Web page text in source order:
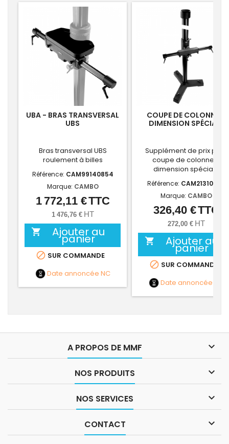
UBA - BRAS TRANSVERSAL
UBS
Bras transversal UBS
roulement à billes
Référence: CAM99140854
Marque: CAMBO
Prix
1 772,11 €TTC
1 476,76 € HT
 Ajouter au
panier
 SUR COMMANDE
Date annoncée NC
COUPE DE COLONNE À
DIMENSION SPÉCIALE
Supplément de prix pour
coupe de colonne à
dimension spéciale
Référence: CAM21310680
Marque: CAMBO
Prix
326,40 €TTC
272,00 € HT
 Ajouter au
panier
 SUR COMMANDE
Date annoncée
A PROPOS DE MMF 
NOS PRODUITS 
NOS SERVICES 
CONTACT 